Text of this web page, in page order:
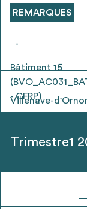
REMARQUES
-
Bâtiment 15
- CFRP)
Villenave-
Trimestre1